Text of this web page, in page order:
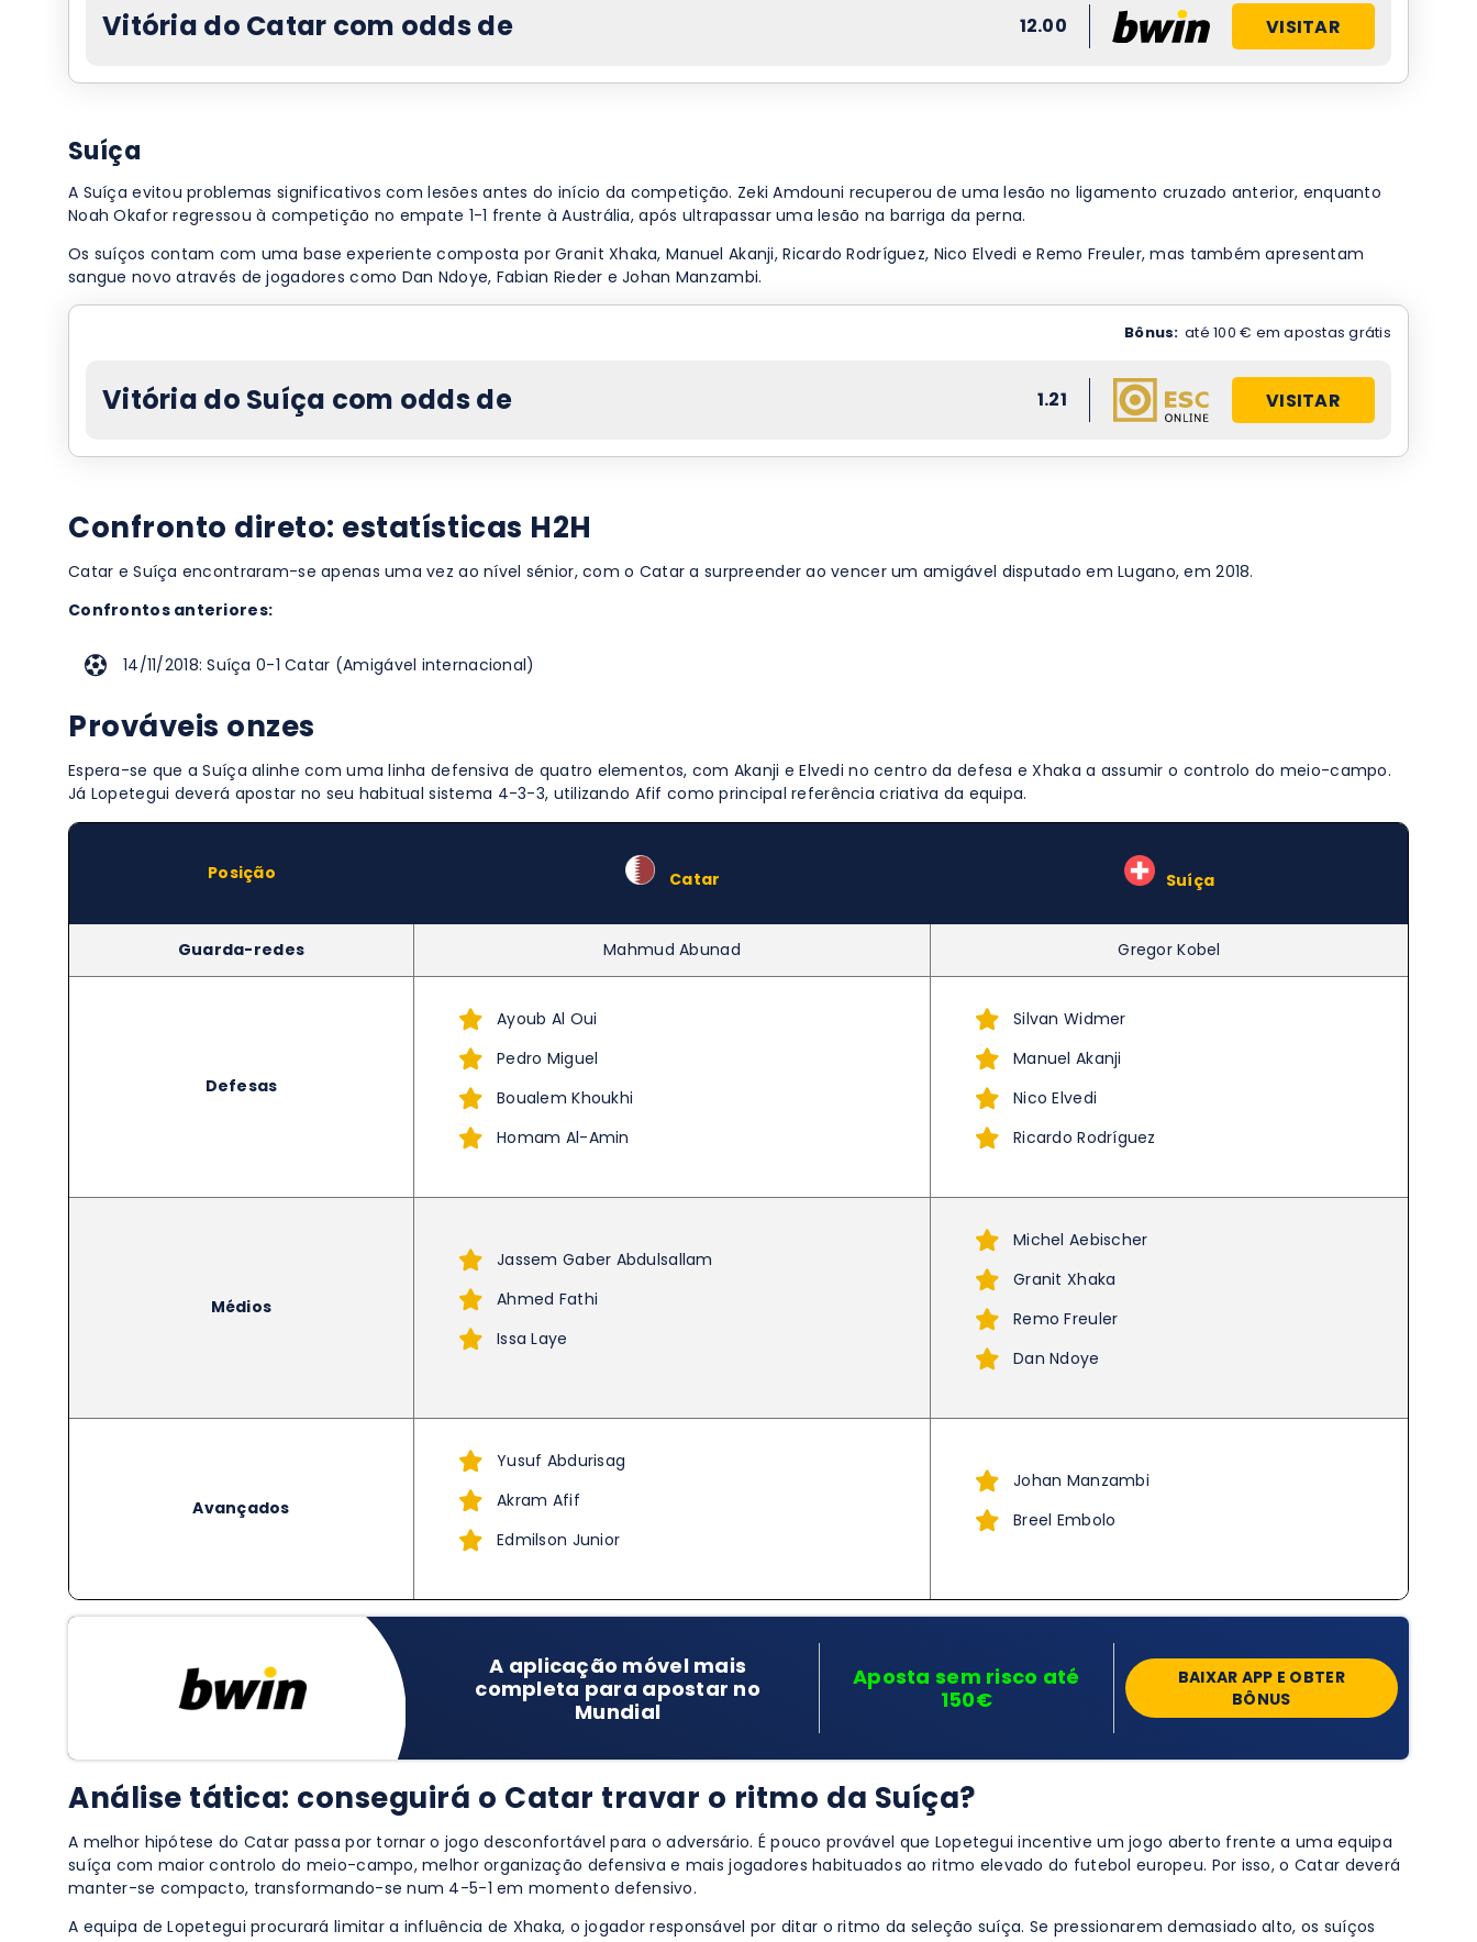
Vitória do Catar com odds de 12.00 VISITAR
Suíça
A Suíça evitou problemas significativos com lesões antes do início da competição. Zeki Amdouni recuperou de uma lesão no ligamento cruzado anterior, enquanto
Noah Okafor regressou à competição no empate 1-1 frente à Austrália, após ultrapassar uma lesão na barriga da perna.
Os suíços contam com uma base experiente composta por Granit Xhaka, Manuel Akanji, Ricardo Rodríguez, Nico Elvedi e Remo Freuler, mas também apresentam
sangue novo através de jogadores como Dan Ndoye, Fabian Rieder e Johan Manzambi.
Bônus: até 100 € em apostas grátis
Vitória do Suíça com odds de 1.21 VISITAR
Confronto direto: estatísticas H2H
Catar e Suíça encontraram-se apenas uma vez ao nível sénior, com o Catar a surpreender ao vencer um amigável disputado em Lugano, em 2018.
Confrontos anteriores:
14/11/2018: Suíça 0-1 Catar (Amigável internacional)
Prováveis onzes
Espera-se que a Suíça alinhe com uma linha defensiva de quatro elementos, com Akanji e Elvedi no centro da defesa e Xhaka a assumir o controlo do meio-campo.
Já Lopetegui deverá apostar no seu habitual sistema 4-3-3, utilizando Afif como principal referência criativa da equipa.
Posição – Catar – Suíça
Guarda-redes Mahmud Abunad Gregor Kobel
Defesas
Ayoub Al Oui
Pedro Miguel
Boualem Khoukhi
Homam Al-Amin
Silvan Widmer
Manuel Akanji
Nico Elvedi
Ricardo Rodríguez
Médios
Jassem Gaber Abdulsallam
Ahmed Fathi
Issa Laye
Michel Aebischer
Granit Xhaka
Remo Freuler
Dan Ndoye
Avançados
Yusuf Abdurisag
Akram Afif
Edmilson Junior
Johan Manzambi
Breel Embolo
A aplicação móvel mais
completa para apostar no
Mundial
Aposta sem risco até
150€
BAIXAR APP E OBTER
BÔNUS
Análise tática: conseguirá o Catar travar o ritmo da Suíça?
A melhor hipótese do Catar passa por tornar o jogo desconfortável para o adversário. É pouco provável que Lopetegui incentive um jogo aberto frente a uma equipa
suíça com maior controlo do meio-campo, melhor organização defensiva e mais jogadores habituados ao ritmo elevado do futebol europeu. Por isso, o Catar deverá
manter-se compacto, transformando-se num 4-5-1 em momento defensivo.
A equipa de Lopetegui procurará limitar a influência de Xhaka, o jogador responsável por ditar o ritmo da seleção suíça. Se pressionarem demasiado alto, os suíços